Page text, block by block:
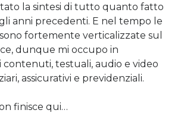
la sintesi di tutto quanto fatto
anni precedenti. E nel tempo le
fortemente verticalizzate sul
dunque mi occupo in
contenuti, testuali, audio e video
assicurativi e previdenziali.
finisce qui…